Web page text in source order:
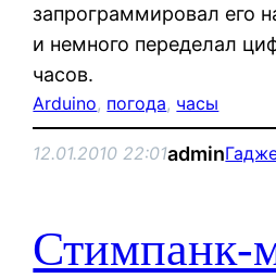
запрограммировал его
и немного переделал
часов.
Arduino, погода, часы
12.01.2010 22:01admin
Стимпанк-